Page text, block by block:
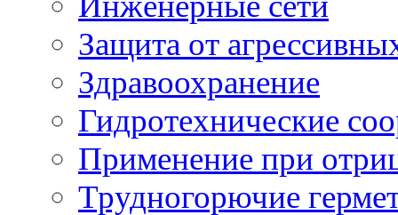
Защита от
Здравоохранение
Гидротехнические
Применение при
Трудногорючие